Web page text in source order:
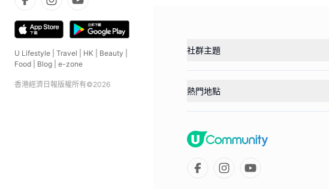
U Lifestyle Travel HK Beauty
Food
Blog e-zone
香港經濟日報版權所有©2026
社群主題
熱門地點